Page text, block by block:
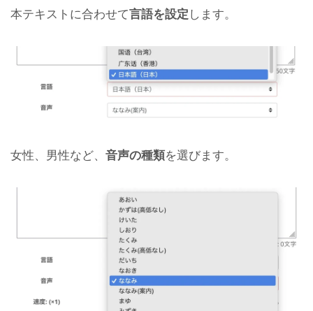
本テキストに合わせて言語を設定します。
女性、男性など、 音声の種類を選びます。